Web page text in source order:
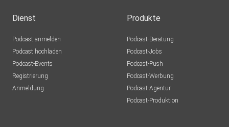
Dienst
Podcast anmelden
Podcast hochladen
Podcast-Events
Registrierung
Anmeldung
Produkte
Podcast-Beratung
Podcast-Jobs
Podcast-Push
Podcast-Werbung
Podcast-Agentur
Podcast-Produktion